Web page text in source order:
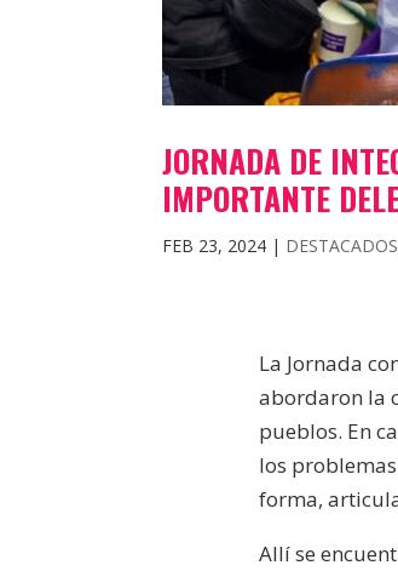
JORNADA DE
IMPORTANTE
FEB 23, 2024 | DESTACADOS
La Jornada
abordaron la
pueblos. En
los
forma,
Allí se